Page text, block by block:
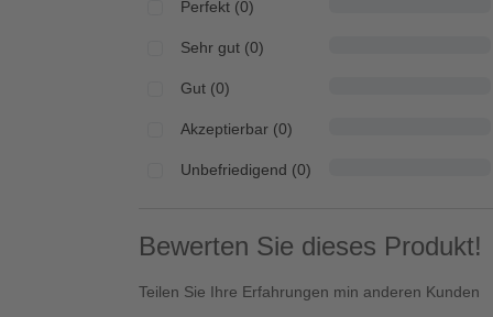
Perfekt (0)
Sehr gut (0)
Gut (0)
Akzeptierbar (0)
Unbefriedigend (0)
Bewerten Sie dieses Produkt!
Teilen Sie Ihre Erfahrungen min anderen Kunden